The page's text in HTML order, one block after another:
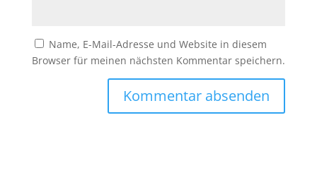
Name, E-Mail-Adresse und Website in diesem
Browser für meinen nächsten Kommentar speichern.